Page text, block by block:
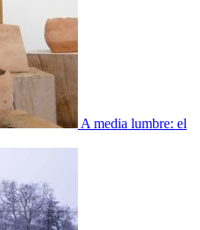
A media lumbre: el